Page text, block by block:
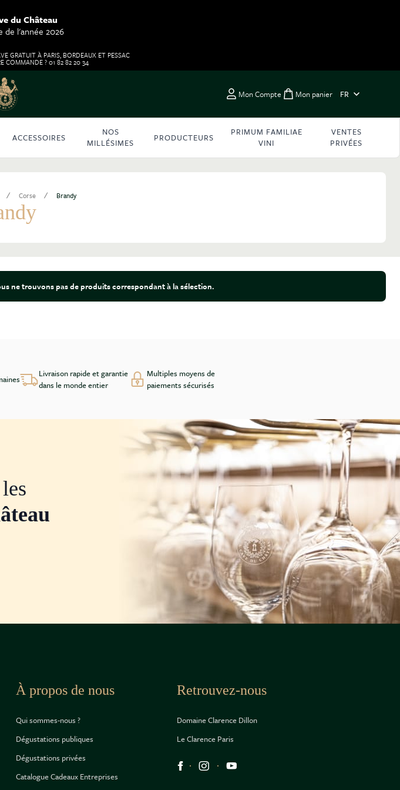
du Château
de l'année 2026
GRATUIT À PARIS, BORDEAUX ET PESSAC
COMMANDE ? 01 82 82 20 34
Mon Compte Toggle minicart,
Mon panier FR
ACCESSOIRES
NOS
MILLÉSIMES
PRODUCTEURS
PRIMUM FAMILIAE
VINI
VENTES
PRIVÉES
/ Corse / Brandy
ne trouvons pas de produits correspondant à la sélection.
Livraison rapide et garantie
dans le monde entier
Multiples moyens de
paiements sécurisés
À propos de nous
Qui sommes-nous ?
Dégustations publiques
Dégustations privées
Catalogue Cadeaux Entreprises
Retrouvez-nous
Domaine Clarence Dillon
Le Clarence Paris
Réseaux sociaux